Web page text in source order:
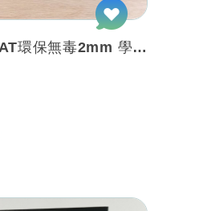
【開學必備】iMAT環保無毒2mm 學生專用桌墊 霧透白 網格